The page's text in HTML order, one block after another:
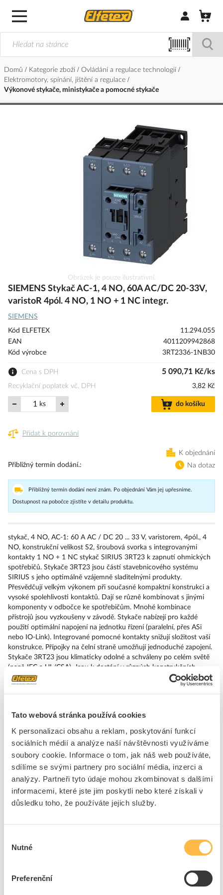
Tato webová stránka používá cookies
K personalizaci obsahu a reklam, poskytování funkcí
sociálních médií a analýze naší návštěvnosti využíváme
soubory cookie. Informace o tom, jak náš web používáte,
sdílíme se svými partnery pro sociální média, inzerci a
analýzy. Partneři tyto údaje mohou zkombinovat s dalšími
informacemi, které jste jim poskytli nebo které získali v
důsledku toho, že používáte jejich služby.
souhlasu
Nutné
Preferenční
Přihlásit/
Domů Kategorie zboží
Ovládání a regulace technologií
Elektromotory, spínání, jištění a regulace
Výkonové stykače, ministykače a pomocné stykače
na
začátek
s
obrázky
Obrázek je pouze ilustrativní.
SIEMENS Stykač AC-1, 4 NO, 60A AC/DC 20-33V,
varistoR 4pól. 4 NO, 1 NO + 1 NC integr.
SIEMENS
Kód ELFETEX
11.294.055
EAN
4011209942868
Kód výrobce
3RT2336-1NB30
Cena s DPH 5 090,71 Kč/ks
Recyklační poplatek vč. DPH 3,82 Kč
ks do košíku
Přidat k porovnání
K objednání
Přibližný termín dodání.
Na dotaz
Přibližný termín dodání není znám. Po objednání Vám jej upřesníme.
Dostupnost na pobočce zjistíte v detailu produktu.
stykač, 4 NO, AC-1: 60 A AC / DC 20 ... 33 V, varistorem, 4pól., 4
NO, konstrukční velikost S2, šroubová svorka s integrovanými
kontakty 1 NO + 1 NC stykač SIRIUS 3RT23 k zapnutí ohmických
spotřebičů. Stykače 3RT23 jsou částí stavebnicového systému
SIRIUS s jeho optimálně vzájemně sladitelnými produkty.
Přesvědčují velkým výkonem při současné kompaktní konstrukci a
vysoké spolehlivosti kontaktů. Dají se různě kombinovat s jinými
komponenty v odbočce ke spotřebičům. Mnohé kombinace
přístrojů jsou vyzkoušeny v závodě. Stykače nabízejí pro každé
použití optimální napojení na jednotku řízení (paralelní, přes ASi
nebo IO-Link). Integrované pomocné kontakty snižují složitost vaší
konstrukce. Přípojky na čelní straně umožňují jednoduché zapojení.
Stykače 3RT23 jsou klimaticky odolné a schváleny po celém světě
(např. IEC a UL/CSA). Jsou k dostání v různých konstrukčních
velikostech a ve velkém rozsahu výkonu v ovládání AC a DC. Vedle
techniky se šroubovou svorkou jsou k dispozici též zařízení průchozí
kontakty, pomocné spouště atd., je jednotné pro všechny
konstrukční velikosti. Jednoduchá, efektivní, vždy aktuální –
systémová stavebnice SIRIUS.
Výkonové stykače pro střídavý proud
Vhodné pro modulární
Ano
Počet pomocných